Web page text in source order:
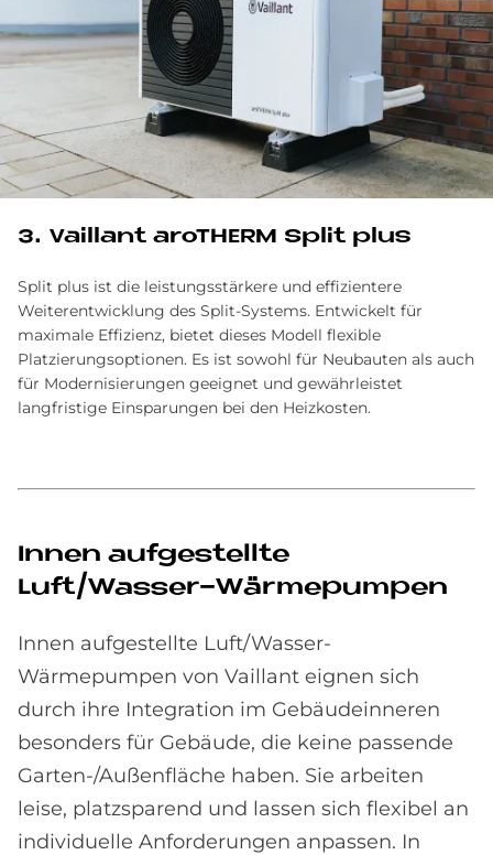
3. Vail­lant aro­THERM Split plus
Split plus ist die leistungsstärkere und effizientere
Weiterentwicklung des Split-Systems. Entwickelt für
maximale Effizienz, bietet dieses Modell flexible
Platzierungsoptionen. Es ist sowohl für Neubauten als auch
für Modernisierungen geeignet und gewährleistet
langfristige Einsparungen bei den Heizkosten.
Innen aufgestellte
Luft/Wasser-Wärmepumpen
Innen aufgestellte Luft/Wasser-
Wärmepumpen von Vaillant eignen sich
durch ihre Integration im Gebäudeinneren
besonders für Gebäude, die keine passende
Garten-/Außenfläche haben. Sie arbeiten
leise, platzsparend und lassen sich flexibel an
individuelle Anforderungen anpassen. In